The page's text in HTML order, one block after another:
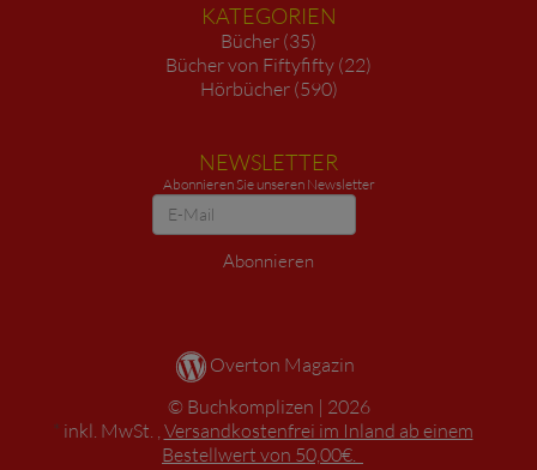
KATEGORIEN
Bücher (35)
Bücher von Fiftyfifty (22)
Hörbücher (590)
NEWSLETTER
Abonnieren Sie unseren Newsletter
Newsletter
Abonnieren
Overton Magazin
Buchkomplizen
2026
* inkl. MwSt. , Versandkostenfrei im Inland ab einem
Bestellwert von 50,00€.